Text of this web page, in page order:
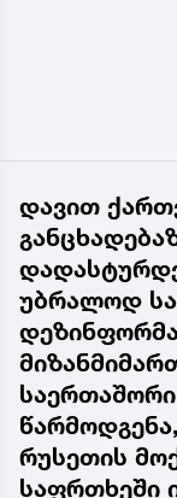
დავით
უბრალოდ
რუსეთის
საფრთხეში